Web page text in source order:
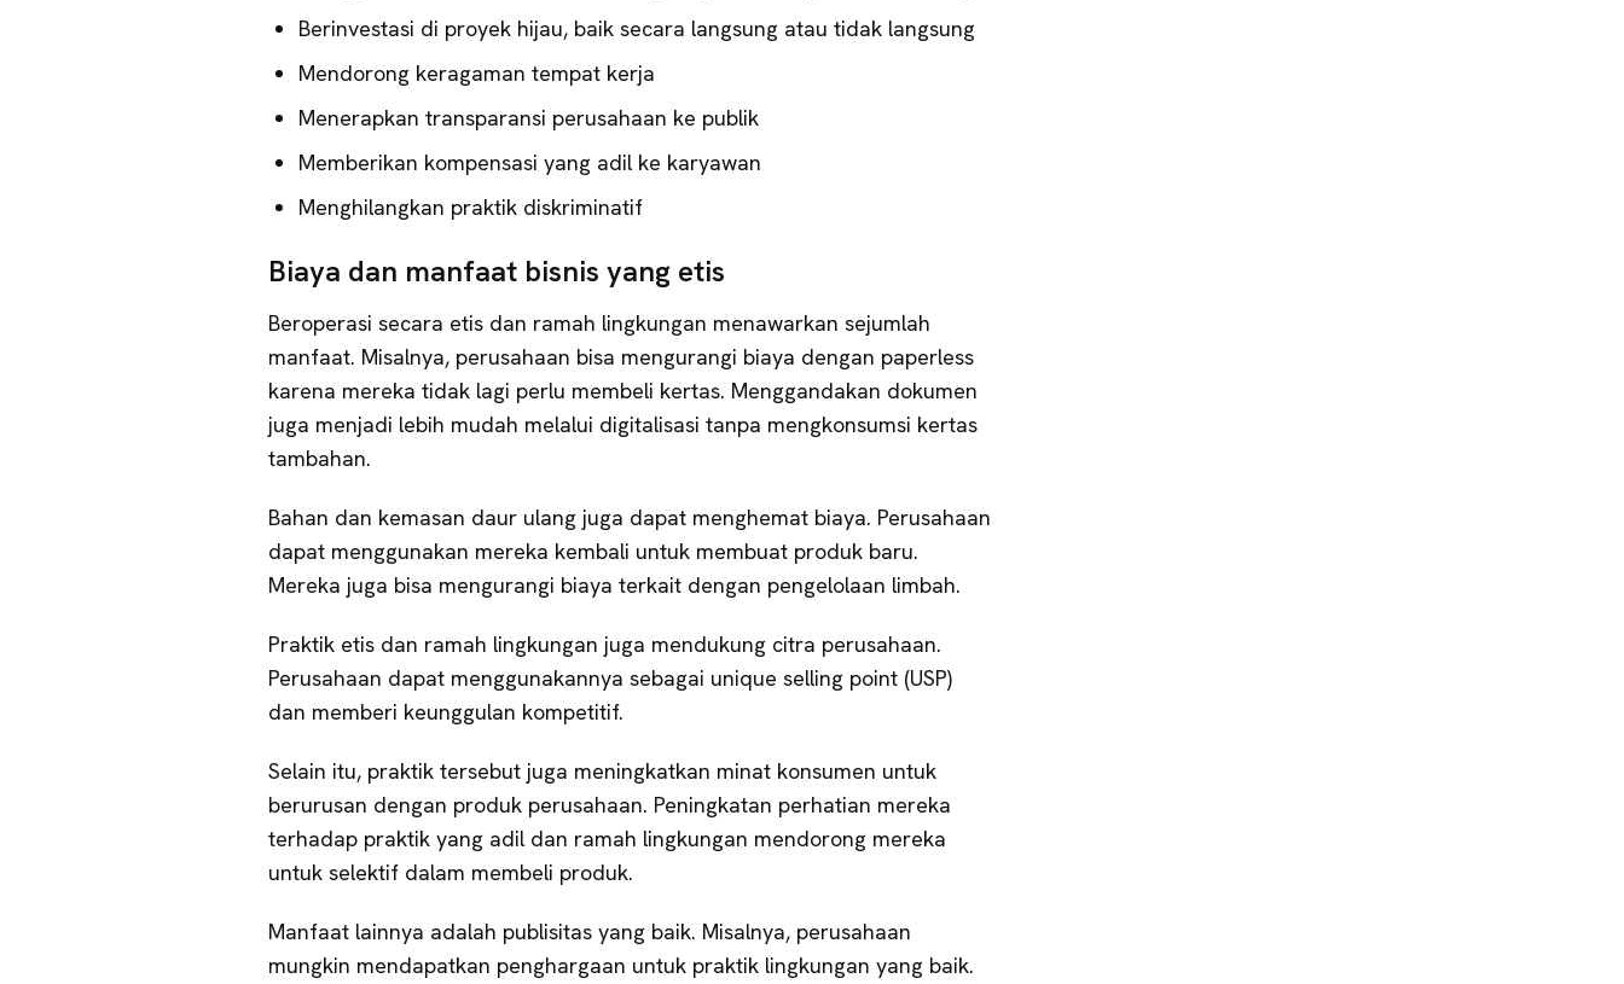
Berinvestasi di proyek hijau, baik secara langsung atau tidak langsung
Mendorong keragaman tempat kerja
Menerapkan transparansi perusahaan ke publik
Memberikan kompensasi yang adil ke karyawan
Menghilangkan praktik diskriminatif
Biaya dan manfaat bisnis yang etis
Beroperasi secara etis dan ramah lingkungan menawarkan sejumlah
manfaat. Misalnya, perusahaan bisa mengurangi biaya dengan paperless
karena mereka tidak lagi perlu membeli kertas. Menggandakan dokumen
juga menjadi lebih mudah melalui digitalisasi tanpa mengkonsumsi kertas
tambahan.
Bahan dan kemasan daur ulang juga dapat menghemat biaya. Perusahaan
dapat menggunakan mereka kembali untuk membuat produk baru.
Mereka juga bisa mengurangi biaya terkait dengan pengelolaan limbah.
Praktik etis dan ramah lingkungan juga mendukung citra perusahaan.
Perusahaan dapat menggunakannya sebagai unique selling point (USP)
dan memberi keunggulan kompetitif.
Selain itu, praktik tersebut juga meningkatkan minat konsumen untuk
berurusan dengan produk perusahaan. Peningkatan perhatian mereka
terhadap praktik yang adil dan ramah lingkungan mendorong mereka
untuk selektif dalam membeli produk.
Manfaat lainnya adalah publisitas yang baik. Misalnya, perusahaan
mungkin mendapatkan penghargaan untuk praktik lingkungan yang baik.